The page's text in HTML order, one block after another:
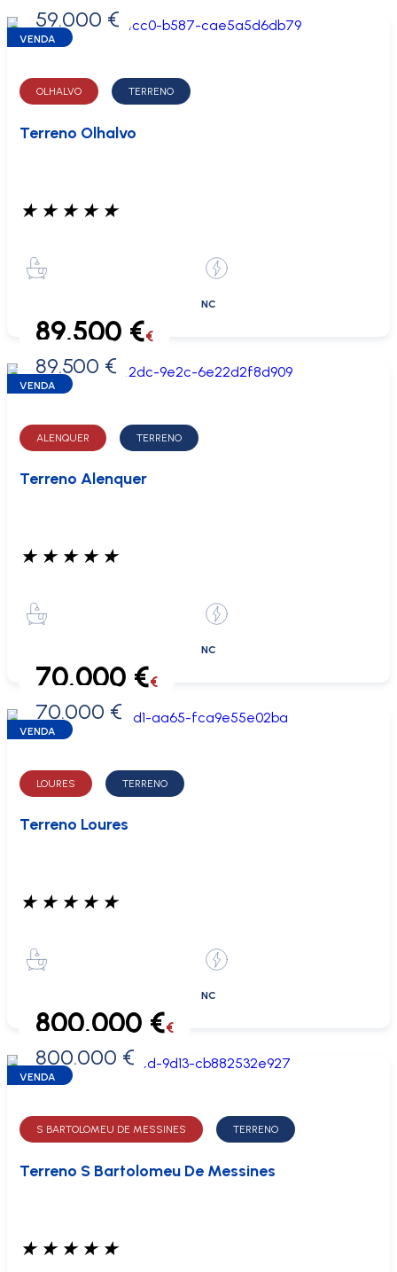
0 €
59.000 €
VENDA
OLHALVO TERRENO
Terreno Olhalvo
★ ★ ★ ★ ★
NC
0 €
89.500 €€
89.500 €
VENDA
ALENQUER TERRENO
Terreno Alenquer
★ ★ ★ ★ ★
NC
0 €
70.000 €€
70.000 €
VENDA
LOURES TERRENO
Terreno Loures
★ ★ ★ ★ ★
NC
0 €
800.000 €€
800.000 €
VENDA
S BARTOLOMEU DE MESSINES TERRENO
Terreno S Bartolomeu De Messines
★ ★ ★ ★ ★